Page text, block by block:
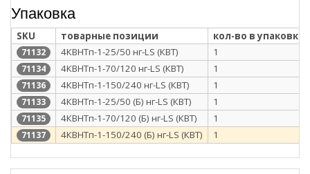
Упаковка
SKU товарные позиции кол-во в упаковке
71132 4КВНТп-1-25/50 нг-LS (КВТ) 1
71134 4КВНТп-1-70/120 нг-LS (КВТ) 1
71136 4КВНТп-1-150/240 нг-LS (КВТ) 1
71133 4КВНТп-1-25/50 (Б) нг-LS (КВТ) 1
71135 4КВНТп-1-70/120 (Б) нг-LS (КВТ) 1
71137 4КВНТп-1-150/240 (Б) нг-LS (КВТ) 1